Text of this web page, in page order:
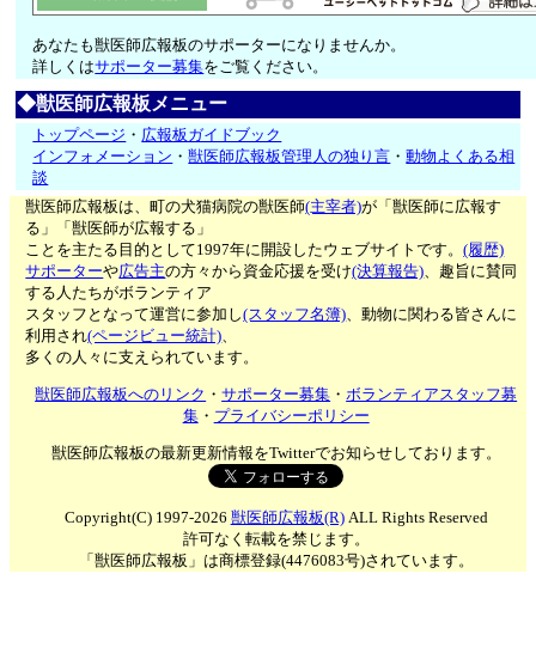
あなたも獣医師広報板のサポーターになりませんか。
詳しくはサポーター募集をご覧ください。
◆獣医師広報板メニュー
トップページ ・ 広報板ガイドブック
インフォメーション ・獣医師広報板管理人の独り言 ・動物よくある相
談
獣医師広報板は、町の犬猫病院の獣医師(主宰者)が「獣医師に広報す
る」「獣医師が広報する」
ことを主たる目的として1997年に開設したウェブサイトです。(履歴)
サポーターや広告主の方々から資金応援を受け(決算報告)、趣旨に賛同
する人たちがボランティア
スタッフとなって運営に参加し(スタッフ名簿)、動物に関わる皆さんに
利用され(ページビュー統計)、
多くの人々に支えられています。
獣医師広報板へのリンク ・サポーター募集 ・ボランティアスタッフ募
集・ プライバシーポリシー
獣医師広報板の最新更新情報をTwitterでお知らせしております。
Copyright(C) 1997-2026 獣医師広報板(R)ALL Rights Reserved
許可なく転載を禁じます。
「獣医師広報板」は商標登録(4476083号)されています。